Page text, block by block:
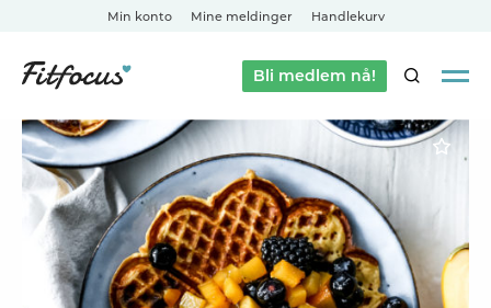
Min konto Mine meldinger Handlekurv
Bli medlem nå!SØK